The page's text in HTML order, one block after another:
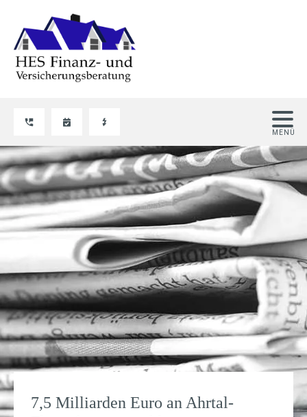
7,5 Milliarden Euro an Ahrtal-